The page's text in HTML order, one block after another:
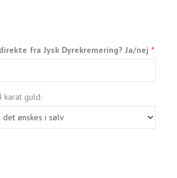
fra Jysk Dyrekremering? Ja/nej
karat guld: